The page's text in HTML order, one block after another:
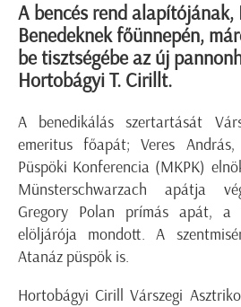
A bencés rend alapítójának,
Benedeknek főünnepén,
be tisztségébe az új
Hortobágyi T. Cirillt.
A benedikálás szertartását
emeritus főapát; Veres
Püspöki Konferencia (MKPK)
Münsterschwarzach apátja
Gregory Polan prímás apát, a
elöljárója mondott. A
Atanáz püspök is.
Hortobágyi Cirill Várszegi